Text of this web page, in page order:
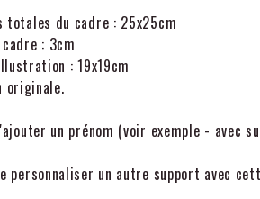
totales du cadre : 25x25cm
: 3cm
: 19x19cm
un prénom (voir exemple - avec
personnaliser un autre support avec